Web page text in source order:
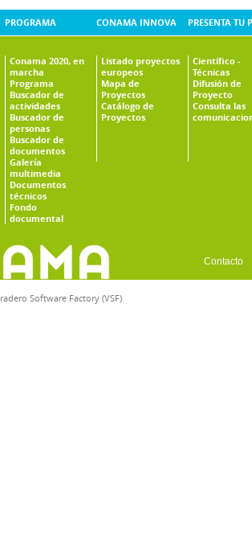
PROGRAMA
Conama 2020, en
marcha
Programa
Buscador de
actividades
Buscador de
personas
Buscador de
documentos
Galería
multimedia
Documentos
técnicos
Fondo
documental
CONAMA INNOVA
Listado proyectos
europeos
Mapa de
Proyectos
Catálogo de
Proyectos
PRESENTA TU
Científico -
Técnicas
Difusión de
Proyecto
Consulta las
Contacto
Software Factory (VSF)